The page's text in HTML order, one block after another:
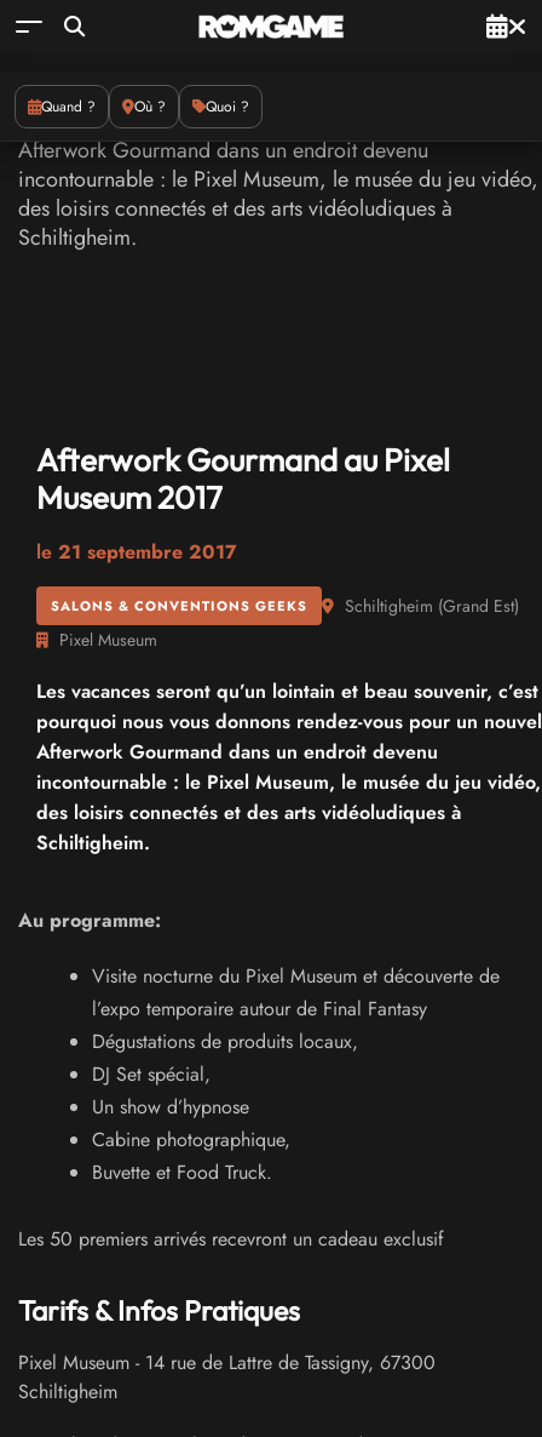
Quand ? Où ? Quoi ?
Afterwork Gourmand au Pixel
Museum 2017
le 21 septembre 2017
SALONS & CONVENTIONS GEEKS Schiltigheim (Grand Est)
Pixel Museum
Les vacances seront qu’un lointain et beau souvenir, c’est
pourquoi nous vous donnons rendez-vous pour un nouvel
Afterwork Gourmand dans un endroit devenu
incontournable : le Pixel Museum, le musée du jeu vidéo,
des loisirs connectés et des arts vidéoludiques à
Schiltigheim.
Au programme:
Visite nocturne du Pixel Museum et découverte de
l’expo temporaire autour de Final Fantasy
Dégustations de produits locaux,
DJ Set spécial,
Un show d’hypnose
Cabine photographique,
Buvette et Food Truck.
Les 50 premiers arrivés recevront un cadeau exclusif
Tarifs & Infos Pratiques
Pixel Museum - 14 rue de Lattre de Tassigny, 67300
Schiltigheim